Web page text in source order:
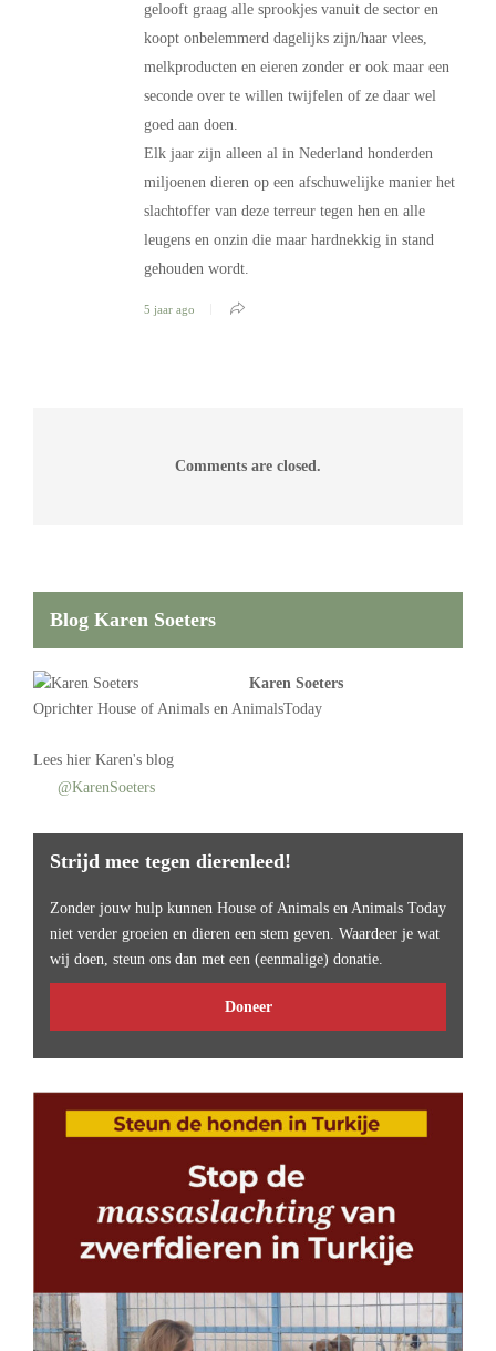
gelooft graag alle sprookjes vanuit de sector en
koopt onbelemmerd dagelijks zijn/haar vlees,
melkproducten en eieren zonder er ook maar een
seconde over te willen twijfelen of ze daar wel
goed aan doen.
Elk jaar zijn alleen al in Nederland honderden
miljoenen dieren op een afschuwelijke manier het
slachtoffer van deze terreur tegen hen en alle
leugens en onzin die maar hardnekkig in stand
gehouden wordt.
5 jaar ago
Comments are closed.
Blog Karen Soeters
Karen Soeters
Oprichter House of Animals en AnimalsToday
Lees hier Karen's blog
@KarenSoeters
Strijd mee tegen dierenleed!
Zonder jouw hulp kunnen House of Animals en Animals Today
niet verder groeien en dieren een stem geven. Waardeer je wat
wij doen, steun ons dan met een (eenmalige) donatie.
Doneer